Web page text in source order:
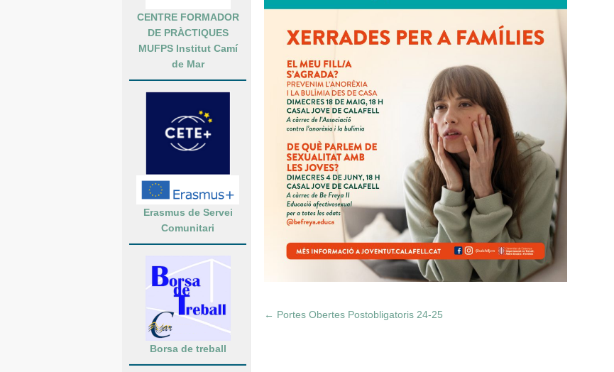
CENTRE FORMADOR
DE PRÀCTIQUES
MUFPS Institut Camí
de Mar
Erasmus de Servei
Comunitari
Borsa de treball
← Portes Obertes Postobligatoris 24-25